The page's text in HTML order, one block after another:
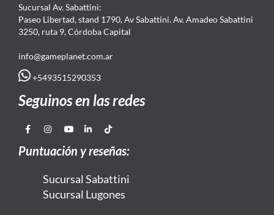
Sucursal Av. Sabattini:
Paseo Libertad, stand 1790, Av Sabattini. Av. Amadeo Sabattini
3250, ruta 9, Córdoba Capital
info@gameplanet.com.ar
+5493515290353
Seguinos en las redes
Puntuación y reseñas:
Sucursal Sabattini
Sucursal Lugones